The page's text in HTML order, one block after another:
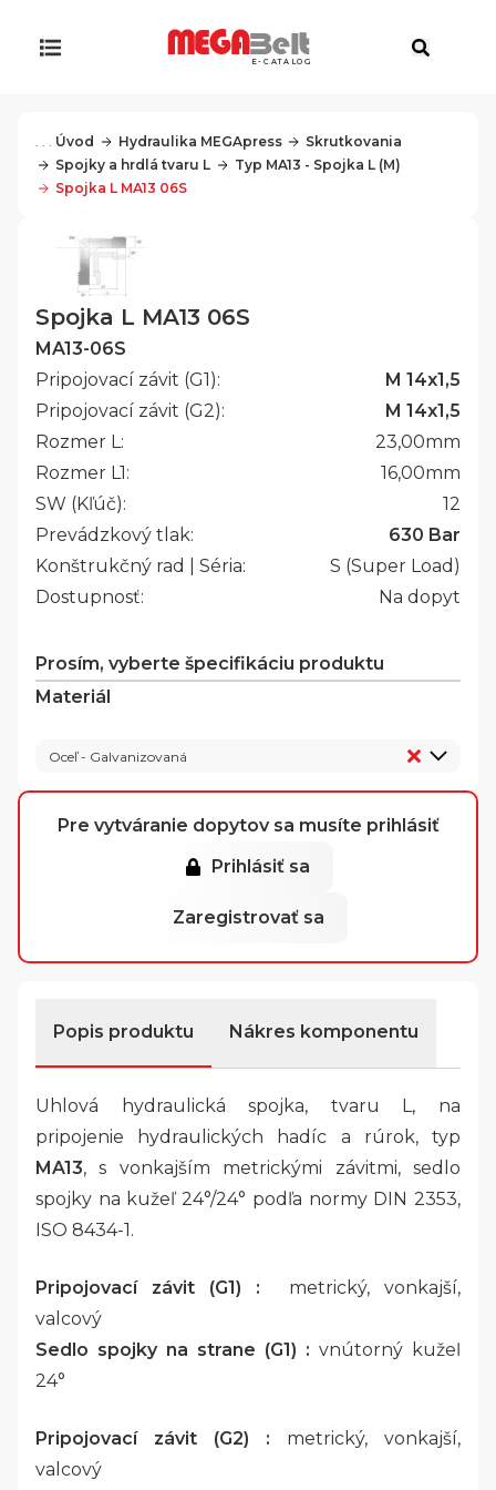
E-CATALOG
. . . Úvod Hydraulika MEGApress
Skrutkovania
Spojky a hrdlá tvaru L
Typ MA13 - Spojka L (M)
Spojka L MA13 06S
Spojka L MA13 06S
MA13-06S
Pripojovací závit (G1):
M 14x1,5
Pripojovací závit (G2):
M 14x1,5
Rozmer L:
23,00mm
Rozmer L1:
16,00mm
SW (Kľúč):
12
Prevádzkový tlak:
630 Bar
Konštrukčný rad | Séria:
S (Super Load)
Dostupnosť:
Na dopyt
Prosím, vyberte špecifikáciu produktu
Materiál
Oceľ - Galvanizovaná
Pre vytváranie dopytov sa musíte prihlásiť
Prihlásiť sa
Zaregistrovať sa
Popis produktu Nákres komponentu
Uhlová hydraulická spojka, tvaru L, na
pripojenie hydraulických hadíc a rúrok, typ
MA13, s vonkajším metrickými závitmi, sedlo
spojky na kužeľ 24°/24° podľa normy DIN 2353,
ISO 8434-1.
Pripojovací závit (G1) : metrický, vonkajší,
valcový
Sedlo spojky na strane (G1) : vnútorný kužeľ
24°
Pripojovací závit (G2) : metrický, vonkajší,
valcový